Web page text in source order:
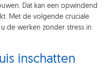
Dat kan een opwindend
Met de volgende cruciale
de werken zonder stress in
inschatten